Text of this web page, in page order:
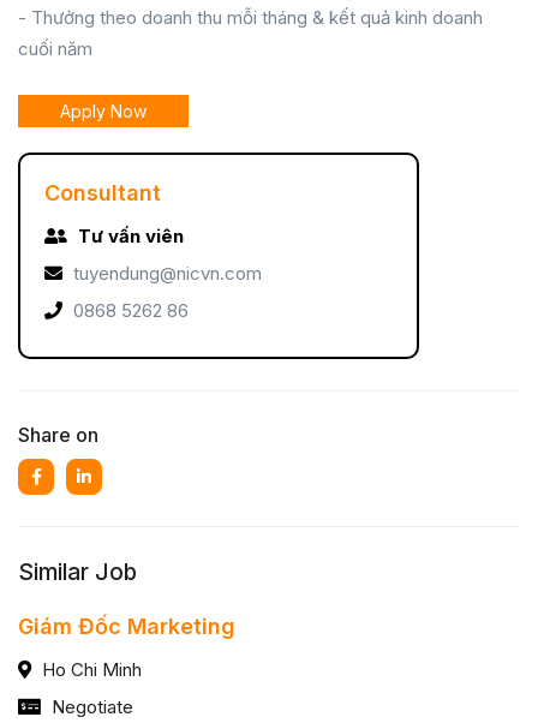
- Thưởng theo doanh thu mỗi tháng & kết quả kinh doanh
cuối năm
Apply Now
Consultant
Tư vấn viên
tuyendung@nicvn.com
0868 5262 86
Share on
Similar Job
Giám Đốc Marketing
Ho Chi Minh
Negotiate